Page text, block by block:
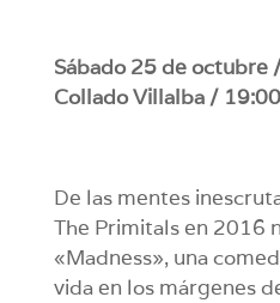
Sábado 25 de octubre
Collado Villalba /
De las mentes
The Primitals en 2016
«Madness», una
vida en los márgenes